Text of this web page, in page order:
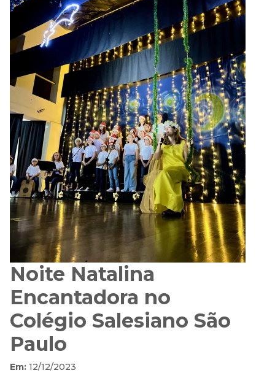
Noite Natalina
Encantadora no
Colégio Salesiano São
Paulo
Em: 12/12/2023